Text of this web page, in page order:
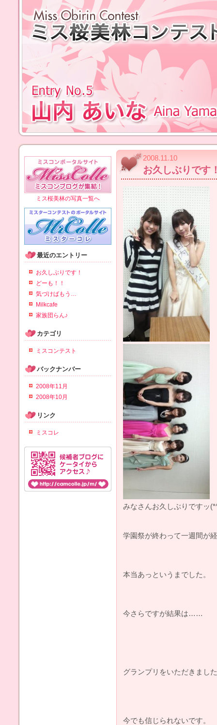
2008.11.10
お久しぶりです
みなさんお久しぶりですッ
学園祭が終わって一週間が
本当あっというまでした。
今さらですが結果は……
グランプリをいただきまし
今でも信じられないです。
ミス桜美林の写真一覧へ
最近のエントリー
お久しぶりです！
どーも！！
気づけばもう…
Milkcafe
家族団らん♪
カテゴリ
ミスコンテスト
バックナンバー
2008年11月
2008年10月
リンク
ミスコレ